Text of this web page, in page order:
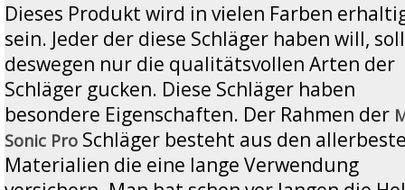
Dieses Produkt wird in vielen Farben
sein. Jeder der diese Schläger haben will,
deswegen nur die qualitätsvollen Arten der
Schläger gucken. Diese Schläger haben
besondere Eigenschaften. Der Rahmen der
Sonic Pro Schläger besteht aus den
Materialien die eine lange Verwendung